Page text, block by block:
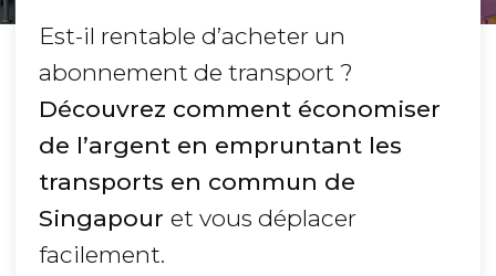
Est-il rentable d’acheter un
abonnement de transport ?
Découvrez comment économiser
de l’argent en empruntant les
transports en commun de
Singapour et vous déplacer
facilement.